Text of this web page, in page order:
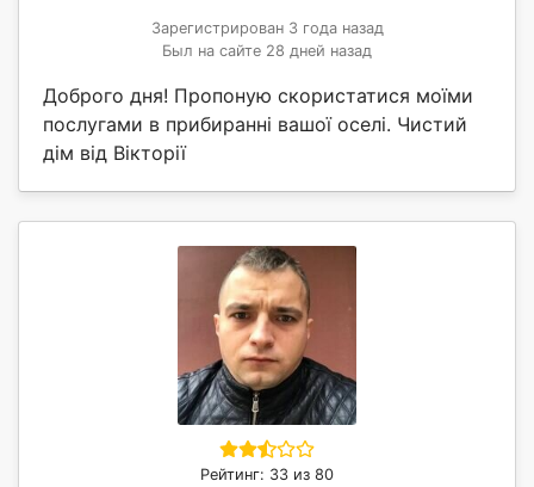
Зарегистрирован 3 года назад
Был на сайте 28 дней назад
Доброго дня! Пропоную скористатися моїми
послугами в прибиранні вашої оселі. Чистий
дім від Вікторії
Рейтинг: 33 из 80